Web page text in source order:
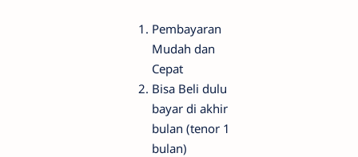
Pembayaran
Mudah dan
Cepat
Bisa Beli dulu
bayar di akhir
bulan (tenor 1
bulan)